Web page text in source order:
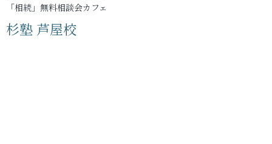
「相続」無料相談会カフェ
杉塾 芦屋校